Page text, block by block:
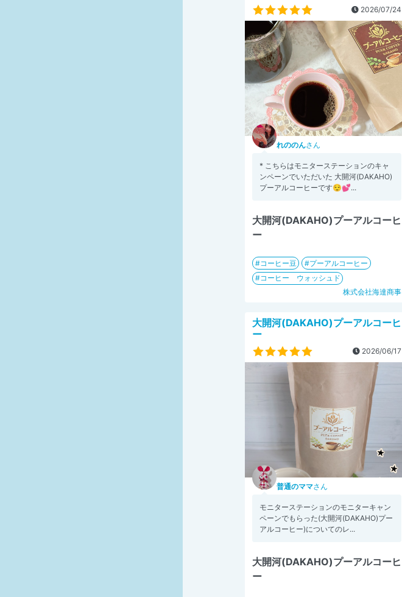
2026/07/24
れののんさん
* こちらはモニターステーションのキャ
ンペーンでいただいた 大開河(DAKAHO)
プーアルコーヒーです😌💕...
大開河(DAKAHO)プーアルコーヒ
ー
コーヒー豆
プーアルコーヒー
コーヒー ウォッシュド
株式会社海達商事
大開河(DAKAHO)プーアルコーヒ
ー
2026/06/17
普通のママさん
モニターステーションのモニターキャン
ペーンでもらった(大開河(DAKAHO)プー
アルコーヒー)についてのレ...
大開河(DAKAHO)プーアルコーヒ
ー